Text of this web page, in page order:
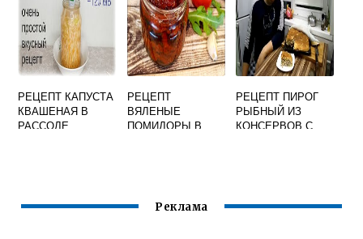
РЕЦЕПТ КАПУСТА
КВАШЕНАЯ В
РАССОЛЕ
РЕЦЕПТ
ВЯЛЕНЫЕ
ПОМИДОРЫ В
С ЧЕСНОКОМ
РЕЦЕПТ ПИРОГ
РЫБНЫЙ ИЗ
КОНСЕРВОВ С
Реклама